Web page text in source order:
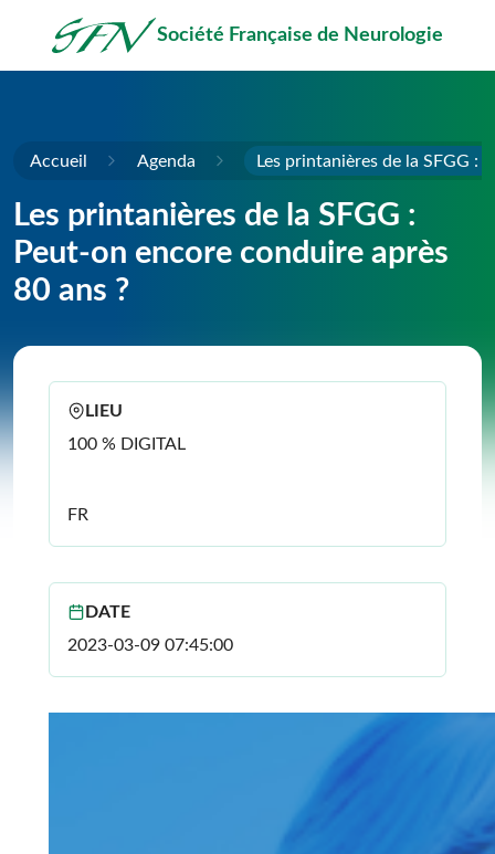
Société Française de Neurologie
Accueil Agenda Les printanières de la SFGG :
Les printanières de la SFGG :
Peut-on encore conduire après
80 ans ?
LIEU
100 % DIGITAL
FR
DATE
2023-03-09 07:45:00